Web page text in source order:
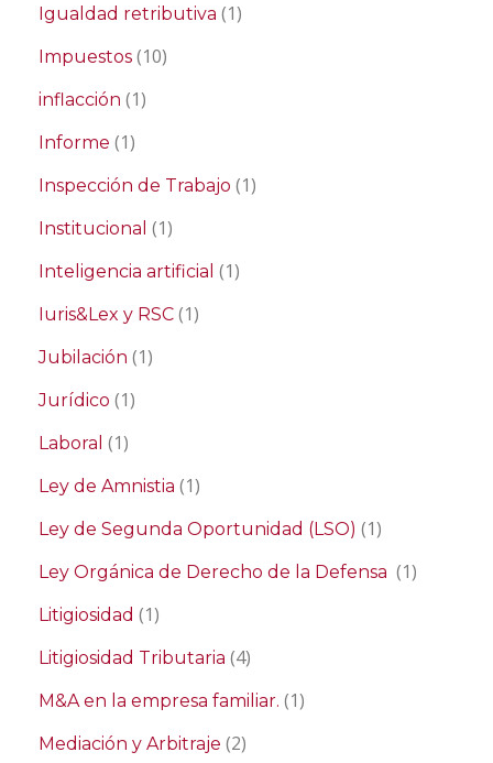
Igualdad retributiva (1)
Impuestos (10)
inflacción (1)
Informe (1)
Inspección de Trabajo (1)
Institucional (1)
Inteligencia artificial (1)
Iuris&Lex y RSC (1)
Jubilación (1)
Jurídico (1)
Laboral (1)
Ley de Amnistia (1)
Ley de Segunda Oportunidad (LSO) (1)
Ley Orgánica de Derecho de la Defensa (1)
Litigiosidad (1)
Litigiosidad Tributaria (4)
M&A en la empresa familiar. (1)
Mediación y Arbitraje (2)